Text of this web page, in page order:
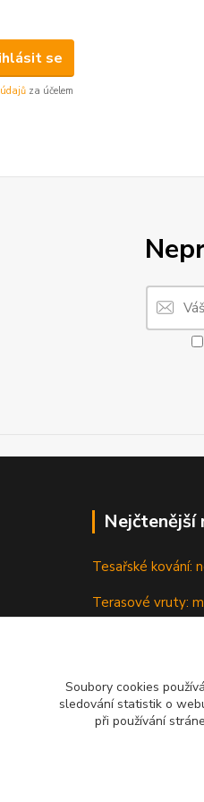
se
za účelem
Nejčtenější
Tesařské kování:
Terasové vruty:
Vruty:
Soubory cookies
sledování statistik o
při používání